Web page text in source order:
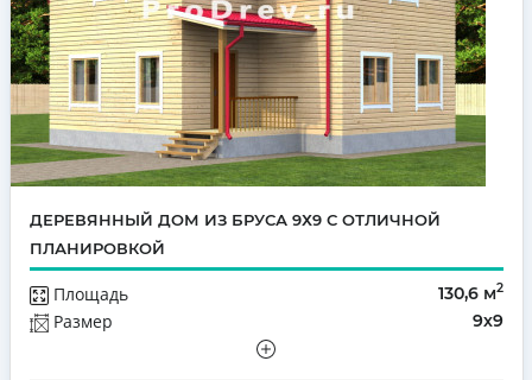
ДЕРЕВЯННЫЙ ДОМ ИЗ БРУСА 9Х9 С ОТЛИЧНОЙ
ПЛАНИРОВКОЙ
Площадь 130,6 м2
Размер 9х9
5